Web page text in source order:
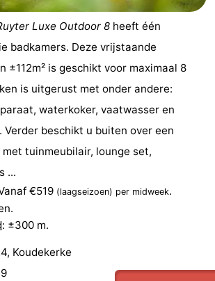
Luxe Outdoor 8 heeft één
badkamers. Deze vrijstaande
±112m² is geschikt voor maximaal 8
is uitgerust met onder andere:
waterkoker, vaatwasser en
Verder beschikt u buiten over een
tuinmeubilair, lounge set,
...
€519 (laagseizoen) per midweek.
: ±300 m.
Koudekerke